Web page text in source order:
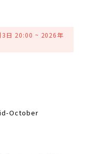
3日 20:00 ~ 2026年
October​​​​​​​​​​​​​​​​